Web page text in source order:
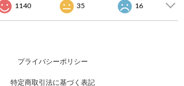
1140 35 16
プライバシーポリシー
特定商取引法に基づく表記